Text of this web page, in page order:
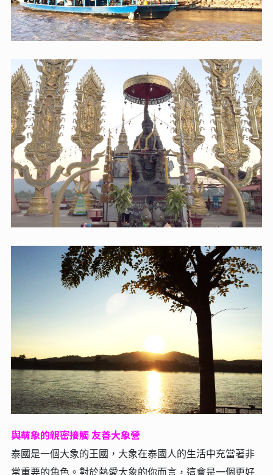
與萌象的親密接觸 友善大象營
泰國是一個大象的王國，大象在泰國人的生活中充當著非
常重要的角色。對於熱愛大象的你而言，這會是一個更好